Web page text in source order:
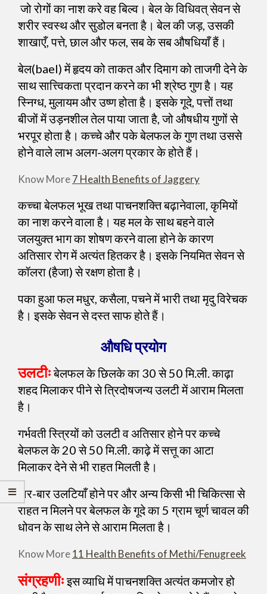
जो रोगों का नाश करे वह बिल्व। बेल के विधिवत् सेवन से
शरीर स्वस्थ और सुडोल बनता है। बेल की जड़, उसकी
शाखाएँ, पत्ते, छाल और फल, सब के सब औषधियाँ हैं।
बेल(bael) में हृदय को ताकत और दिमाग को ताजगी देने के
साथ सात्त्विकता प्रदान करने का भी श्रेष्ठ गुण है। यह
स्निग्ध, मुलायम और उष्ण होता है। इसके गूदे, पत्तों तथा
बीजों में उड़नशील तेल पाया जाता है, जो औषधीय गुणों से
भरपूर होता है। कच्चे और पके बेलफल के गुण तथा उससे
होने वाले लाभ अलग-अलग प्रकार के होते हैं।
Know More7 Health Benefits of Jaggery
कच्चा बेलफल भूख तथा पाचनशक्ति बढ़ानेवाला, कृमियों
का नाश करने वाला है। यह मल के साथ बहने वाले
जलयुक्त भाग का शोषण करने वाला होने के कारण
अतिसार रोग में अत्यंत हितकर है। इसके नियमित सेवन से
कॉलरा (हैजा) से रक्षण होता है।
पका हुआ फल मधुर, कसैला, पचने में भारी तथा मृदु विरेचक
है। इसके सेवन से दस्त साफ होते हैं।
औषधि प्रयोग
उलटीःबेलफल के छिलके का 30 से 50 मि.ली. काढ़ा
शहद मिलाकर पीने से त्रिदोषजन्य उलटी में आराम मिलता
है।
गर्भवती स्त्रियों को उलटी व अतिसार होने पर कच्चे
बेलफल के 20 से 50 मि.ली. काढ़े में सत्तू का आटा
मिलाकर देने से भी राहत मिलती है।
बार-बार उलटियाँ होने पर और अन्य किसी भी चिकित्सा से
राहत न मिलने पर बेलफल के गूदे का 5 ग्राम चूर्ण चावल की
धोवन के साथ लेने से आराम मिलता है।
Know More11 Health Benefits of Methi/Fenugreek
संग्रहणीःइस व्याधि में पाचनशक्ति अत्यंत कमजोर हो